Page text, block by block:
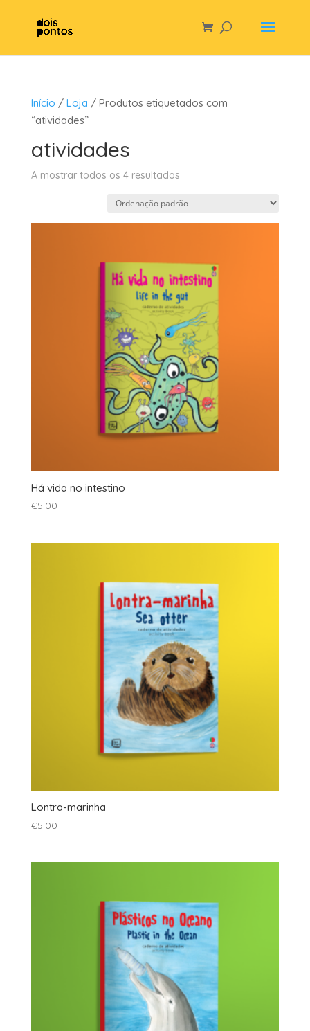
Início / Loja / Produtos etiquetados com
“atividades”
atividades
A mostrar todos os 4 resultados
Há vida no intestino
€5.00
Lontra-marinha
€5.00